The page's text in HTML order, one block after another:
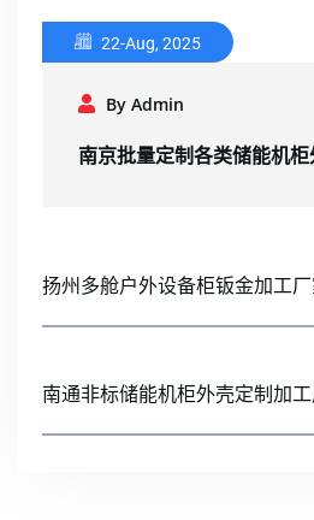
22-Aug, 2025
By Admin
南京批量定制各类储能机
扬州多舱户外设备柜钣金加工
南通非标储能机柜外壳定制加